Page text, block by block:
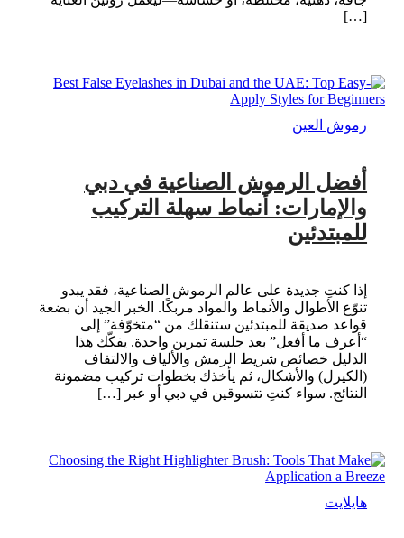
[…]
رموش العين
أفضل الرموش الصناعية في دبي
والإمارات: أنماط سهلة التركيب
للمبتدئين
إذا كنتِ جديدة على عالم الرموش الصناعية، فقد يبدو
تنوّع الأطوال والأنماط والمواد مربكًا. الخبر الجيد أن بضعة
قواعد صديقة للمبتدئين ستنقلك من “متخوّفة” إلى
“أعرف ما أفعل” بعد جلسة تمرين واحدة. يفكّك هذا
الدليل خصائص شريط الرمش والألياف والالتفاف
(الكيرل) والأشكال، ثم يأخذك بخطوات تركيب مضمونة
النتائج. سواء كنتِ تتسوقين في دبي أو عبر […]
هايلايت